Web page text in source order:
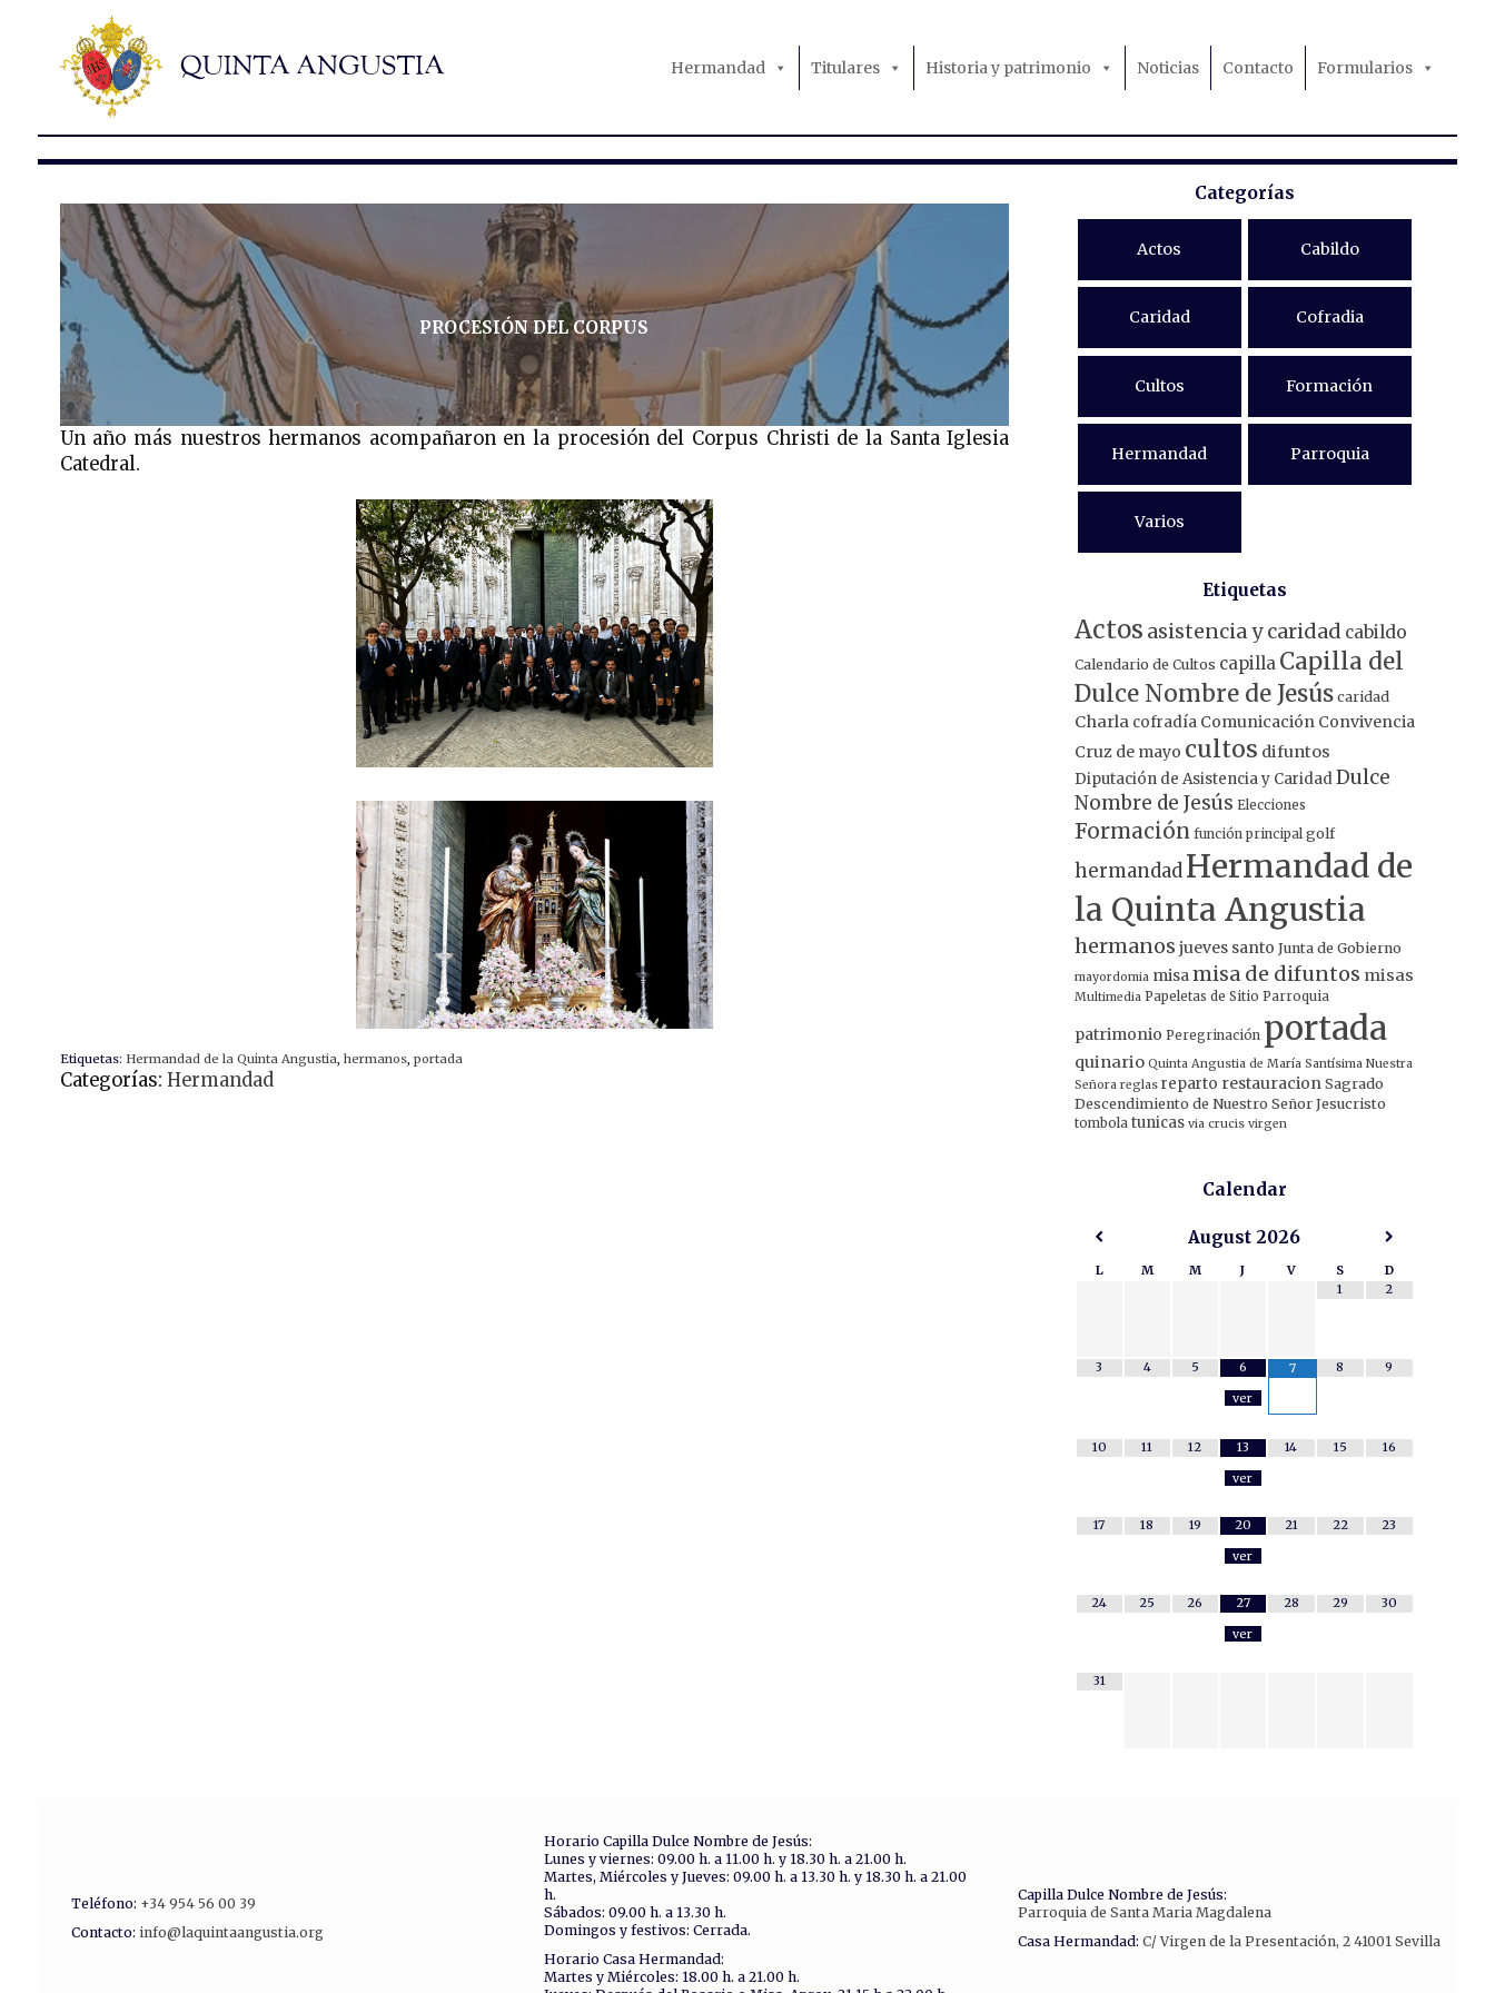
Hermandad Titulares Historia y patrimonio Noticias Contacto Formularios
PROCESIÓN DEL CORPUS
Un año más nuestros hermanos acompañaron en la procesión del Corpus Christi de la Santa Iglesia
Catedral.
Etiquetas: Hermandad de la Quinta Angustia, hermanos, portada
Categorías: Hermandad
Categorías
Actos Cabildo
Caridad Cofradia
Cultos Formación
Hermandad Parroquia
Varios
Etiquetas
Actos asistencia y caridad cabildo
Calendario de Cultos capilla Capilla del
Dulce Nombre de Jesús caridad
Charla cofradía Comunicación Convivencia
Cruz de mayo cultos difuntos
Diputación de Asistencia y CaridadDulce
Nombre de Jesús Elecciones
Formación función principal golf
hermandad Hermandad de
la Quinta Angustia
hermanos jueves santo Junta de Gobierno
mayordomia misamisa de difuntos misas
Multimedia Papeletas de Sitio Parroquia
patrimonio Peregrinación portada
quinario Quinta Angustia de María Santísima Nuestra
Señora reglas reparto restauracion Sagrado
Descendimiento de Nuestro Señor Jesucristo
tombola tunicas via crucis virgen
Calendar
August 2026
L M M J V S
D
1
2
3 4 5
6
ver
7 8 9
10 11 12
13
ver
14 15 16
17 18 19
20
ver
21 22 23
24 25 26
27
ver
28 29 30
31
Teléfono: +34 954 56 00 39
Contacto: info@laquintaangustia.org
Horario Capilla Dulce Nombre de Jesús:
Lunes y viernes: 09.00 h. a 11.00 h. y 18.30 h. a 21.00 h.
Martes, Miércoles y Jueves: 09.00 h. a 13.30 h. y 18.30 h. a 21.00
h.
Sábados: 09.00 h. a 13.30 h.
Domingos y festivos: Cerrada.
Horario Casa Hermandad:
Martes y Miércoles: 18.00 h. a 21.00 h.
Capilla Dulce Nombre de Jesús:
Parroquia de Santa Maria Magdalena
Casa Hermandad: C/ Virgen de la Presentación, 2 41001 Sevilla